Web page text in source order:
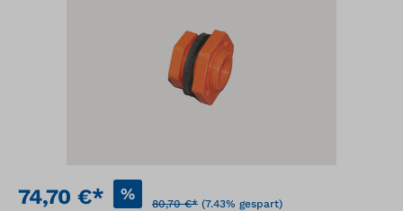
74,70 €* %
80,70 €* (7.43% gespart)